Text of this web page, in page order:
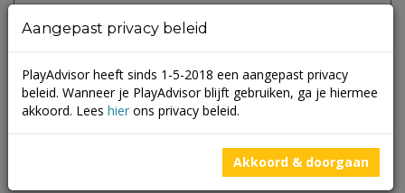
Aangepast privacy beleid
PlayAdvisor heeft sinds 1-5-2018 een aangepast privacy
beleid. Wanneer je PlayAdvisor blijft gebruiken, ga je hiermee
akkoord. Lees hier ons privacy beleid.
Akkoord & doorgaan